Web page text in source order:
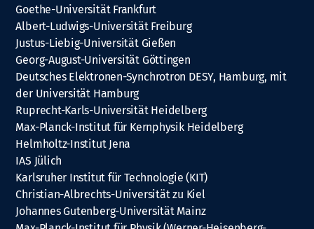
Goethe-Universität Frankfurt
Albert-Ludwigs-Universität Freiburg
Justus-Liebig-Universität Gießen
Georg-August-Universität Göttingen
Deutsches Elektronen-Synchrotron DESY, Hamburg, mit
der Universität Hamburg
Ruprecht-Karls-Universität Heidelberg
Max-Planck-Institut für Kernphysik Heidelberg
Helmholtz-Institut Jena
IAS Jülich
Karlsruher Institut für Technologie (KIT)
Christian-Albrechts-Universität zu Kiel
Johannes Gutenberg-Universität Mainz